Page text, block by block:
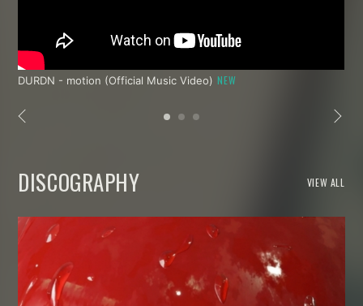
DURDN - motion (Official Music Video)
DISCOGRAPHY VIEW ALL